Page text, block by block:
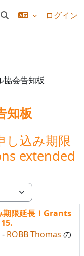
検索入力に切り替える
ログイン
協会告知板
知板
し込み期限
extended
期限延長！Grants
- ROBB Thomas の